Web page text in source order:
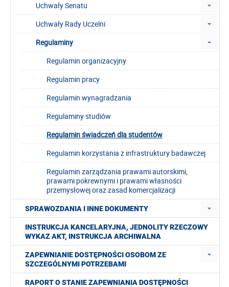
Uchwały Senatu
Uchwały Rady Uczelni
Regulaminy
Regulamin organizacyjny
Regulamin pracy
Regulamin wynagradzania
Regulaminy studiów
Regulamin świadczeń dla studentów
Regulamin korzystania z infrastruktury badawczej
Regulamin zarządzania prawami autorskimi,
prawami pokrewnymi i prawami własności
przemysłowej oraz zasad komercjalizacji
SPRAWOZDANIA I INNE DOKUMENTY
INSTRUKCJA KANCELARYJNA, JEDNOLITY RZECZOWY
WYKAZ AKT, INSTRUKCJA ARCHIWALNA
ZAPEWNIANIE DOSTĘPNOŚCI OSOBOM ZE
SZCZEGÓLNYMI POTRZEBAMI
RAPORT O STANIE ZAPEWNIANIA DOSTĘPNOŚCI